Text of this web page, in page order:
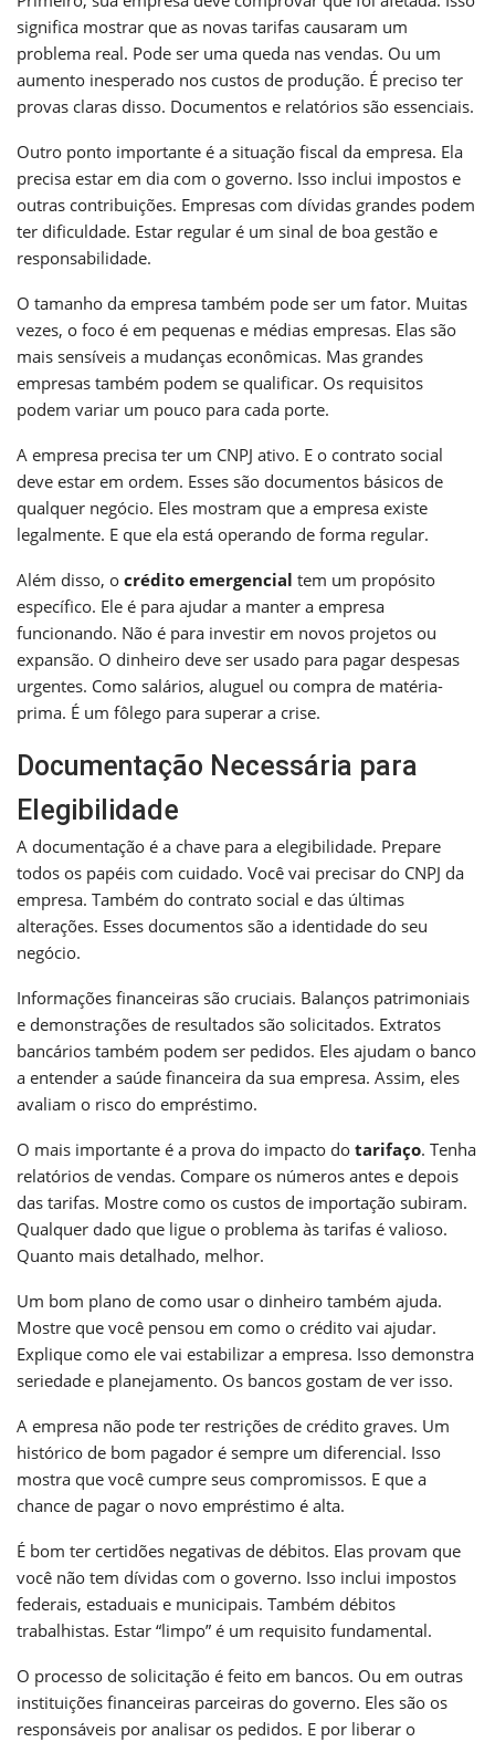
significa mostrar que as novas tarifas causaram um
problema real. Pode ser uma queda nas vendas. Ou um
aumento inesperado nos custos de produção. É preciso ter
provas claras disso. Documentos e relatórios são essenciais.
Outro ponto importante é a situação fiscal da empresa. Ela
precisa estar em dia com o governo. Isso inclui impostos e
outras contribuições. Empresas com dívidas grandes podem
ter dificuldade. Estar regular é um sinal de boa gestão e
responsabilidade.
O tamanho da empresa também pode ser um fator. Muitas
vezes, o foco é em pequenas e médias empresas. Elas são
mais sensíveis a mudanças econômicas. Mas grandes
empresas também podem se qualificar. Os requisitos
podem variar um pouco para cada porte.
A empresa precisa ter um CNPJ ativo. E o contrato social
deve estar em ordem. Esses são documentos básicos de
qualquer negócio. Eles mostram que a empresa existe
legalmente. E que ela está operando de forma regular.
Além disso, o crédito emergencial tem um propósito
específico. Ele é para ajudar a manter a empresa
funcionando. Não é para investir em novos projetos ou
expansão. O dinheiro deve ser usado para pagar despesas
urgentes. Como salários, aluguel ou compra de matéria-
prima. É um fôlego para superar a crise.
Documentação Necessária para
Elegibilidade
A documentação é a chave para a elegibilidade. Prepare
todos os papéis com cuidado. Você vai precisar do CNPJ da
empresa. Também do contrato social e das últimas
alterações. Esses documentos são a identidade do seu
negócio.
Informações financeiras são cruciais. Balanços patrimoniais
e demonstrações de resultados são solicitados. Extratos
bancários também podem ser pedidos. Eles ajudam o banco
a entender a saúde financeira da sua empresa. Assim, eles
avaliam o risco do empréstimo.
O mais importante é a prova do impacto do tarifaço. Tenha
relatórios de vendas. Compare os números antes e depois
das tarifas. Mostre como os custos de importação subiram.
Qualquer dado que ligue o problema às tarifas é valioso.
Quanto mais detalhado, melhor.
Um bom plano de como usar o dinheiro também ajuda.
Mostre que você pensou em como o crédito vai ajudar.
Explique como ele vai estabilizar a empresa. Isso demonstra
seriedade e planejamento. Os bancos gostam de ver isso.
A empresa não pode ter restrições de crédito graves. Um
histórico de bom pagador é sempre um diferencial. Isso
mostra que você cumpre seus compromissos. E que a
chance de pagar o novo empréstimo é alta.
É bom ter certidões negativas de débitos. Elas provam que
você não tem dívidas com o governo. Isso inclui impostos
federais, estaduais e municipais. Também débitos
trabalhistas. Estar “limpo” é um requisito fundamental.
O processo de solicitação é feito em bancos. Ou em outras
instituições financeiras parceiras do governo. Eles são os
responsáveis por analisar os pedidos. E por liberar o